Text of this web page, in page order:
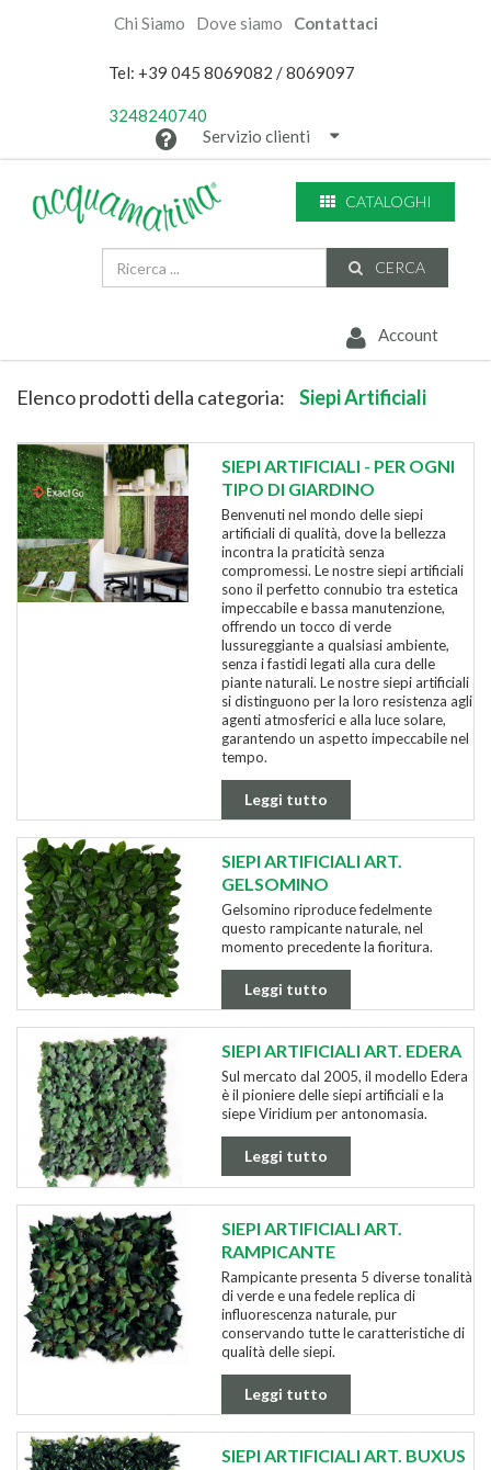
Chi Siamo Dove siamo Contattaci
Tel: +39 045 8069082 / 8069097
3248240740
Servizio clienti
CATALOGHI
CERCA
Account
Elenco prodotti della categoria: Siepi Artificiali
SIEPI ARTIFICIALI - PER OGNI
TIPO DI GIARDINO
Benvenuti nel mondo delle siepi
artificiali di qualità, dove la bellezza
incontra la praticità senza
compromessi. Le nostre siepi artificiali
sono il perfetto connubio tra estetica
impeccabile e bassa manutenzione,
offrendo un tocco di verde
lussureggiante a qualsiasi ambiente,
senza i fastidi legati alla cura delle
piante naturali. Le nostre siepi artificiali
si distinguono per la loro resistenza agli
agenti atmosferici e alla luce solare,
garantendo un aspetto impeccabile nel
tempo.
Leggi tutto
SIEPI ARTIFICIALI ART.
GELSOMINO
Gelsomino riproduce fedelmente
questo rampicante naturale, nel
momento precedente la fioritura.
Leggi tutto
SIEPI ARTIFICIALI ART. EDERA
Sul mercato dal 2005, il modello Edera
è il pioniere delle siepi artificiali e la
siepe Viridium per antonomasia.
Leggi tutto
SIEPI ARTIFICIALI ART.
RAMPICANTE
Rampicante presenta 5 diverse tonalità
di verde e una fedele replica di
influorescenza naturale, pur
conservando tutte le caratteristiche di
qualità delle siepi.
Leggi tutto
SIEPI ARTIFICIALI ART. BUXUS